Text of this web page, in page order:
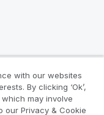
with our websites
By clicking ‘Ok’,
may involve
our Privacy & Cookie